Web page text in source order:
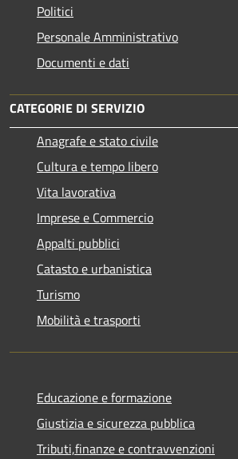
Politici
Personale Amministrativo
Documenti e dati
CATEGORIE DI SERVIZIO
Anagrafe e stato civile
Cultura e tempo libero
Vita lavorativa
Imprese e Commercio
Appalti pubblici
Catasto e urbanistica
Turismo
Mobilità e trasporti
Educazione e formazione
Giustizia e sicurezza pubblica
Tributi,finanze e contravvenzioni